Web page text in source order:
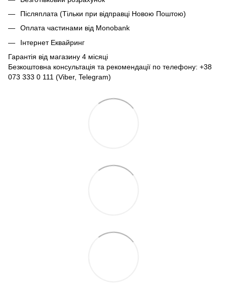
Післяплата (Тільки при відправці Новою Поштою)
Оплата частинами від Monobank
Інтернет Еквайринг
Гарантія від магазину 4 місяці
Безкоштовна консультація та рекомендації по телефону: +38
073 333 0 111 (Viber, Telegram)